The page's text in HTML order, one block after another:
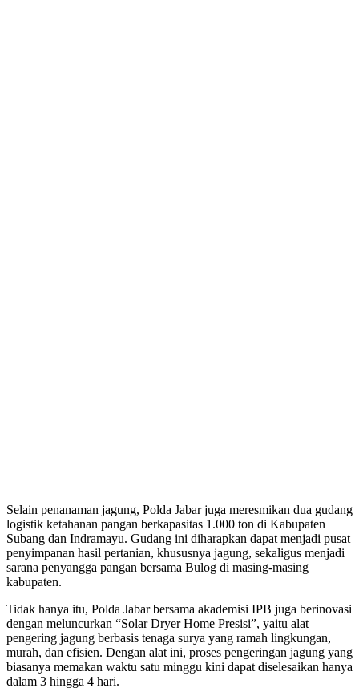
Selain penanaman jagung, Polda Jabar juga meresmikan dua gudang
logistik ketahanan pangan berkapasitas 1.000 ton di Kabupaten
Subang dan Indramayu. Gudang ini diharapkan dapat menjadi pusat
penyimpanan hasil pertanian, khususnya jagung, sekaligus menjadi
sarana penyangga pangan bersama Bulog di masing-masing
kabupaten.
Tidak hanya itu, Polda Jabar bersama akademisi IPB juga berinovasi
dengan meluncurkan “Solar Dryer Home Presisi”, yaitu alat
pengering jagung berbasis tenaga surya yang ramah lingkungan,
murah, dan efisien. Dengan alat ini, proses pengeringan jagung yang
biasanya memakan waktu satu minggu kini dapat diselesaikan hanya
dalam 3 hingga 4 hari.